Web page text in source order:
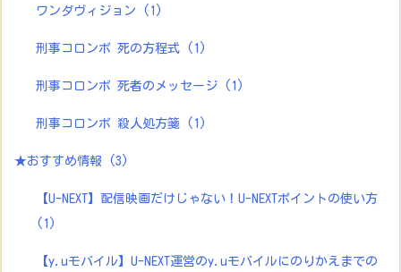
ワンダヴィジョン (1)
刑事コロンボ 死の方程式 (1)
刑事コロンボ 死者のメッセージ (1)
刑事コロンボ 殺人処方箋 (1)
★おすすめ情報 (3)
【U-NEXT】配信映画だけじゃない！U-NEXTポイントの使い方
(1)
【y.uモバイル】U-NEXT運営のy.uモバイルにのりかえまでの